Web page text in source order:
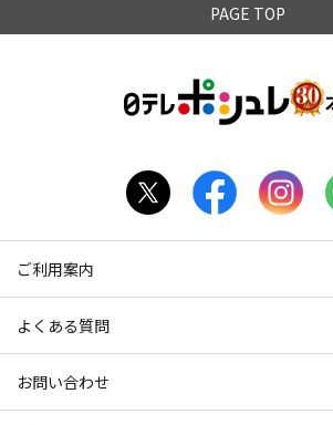
PAGE TOP
ご利用案内
よくある質問
お問い合わせ